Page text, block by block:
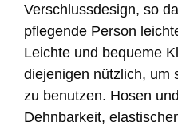
Verschlussdesign, so
pflegende Person
Leichte und bequeme
diejenigen nützlich, um
zu benutzen. Hosen
Dehnbarkeit,